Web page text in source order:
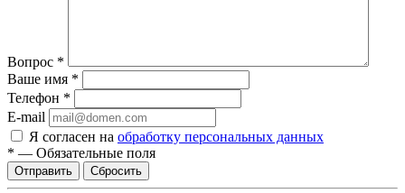
Вопрос *
Ваше имя *
Телефон *
E-mail
Я согласен на обработку персональных данных
* — Обязательные поля
Сбросить